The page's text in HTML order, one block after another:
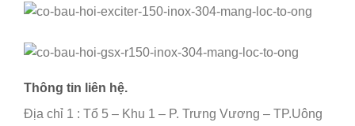
Thông tin liên hệ.
Địa chỉ 1 : Tổ 5 – Khu 1 – P. Trưng Vương – TP.Uông